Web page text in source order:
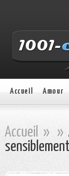
Accueil Amour
Accueil » »